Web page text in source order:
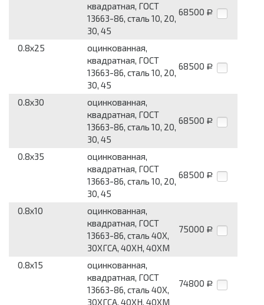
квадратная, ГОСТ
13663-86, сталь 10, 20,
30, 45
68500 Р
0.8x25
оцинкованная,
квадратная, ГОСТ
13663-86, сталь 10, 20,
30, 45
68500 Р
0.8x30
оцинкованная,
квадратная, ГОСТ
13663-86, сталь 10, 20,
30, 45
68500 Р
0.8x35
оцинкованная,
квадратная, ГОСТ
13663-86, сталь 10, 20,
30, 45
68500 Р
0.8x10
оцинкованная,
квадратная, ГОСТ
13663-86, сталь 40Х,
30ХГСА, 40ХН, 40ХМ
75000 Р
0.8x15
оцинкованная,
квадратная, ГОСТ
13663-86, сталь 40Х,
30ХГСА, 40ХН, 40ХМ
74800 Р